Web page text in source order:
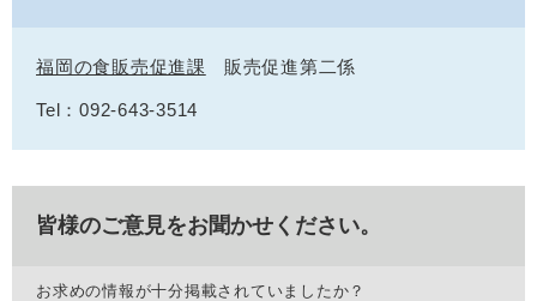
福岡の食販売促進課 販売促進第二係
Tel：092-643-3514
皆様のご意見をお聞かせください。
お求めの情報が十分掲載されていましたか？